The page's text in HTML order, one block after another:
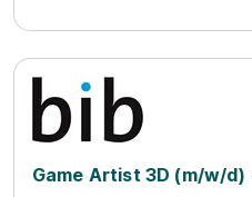
Game Artist 3D (m/w/